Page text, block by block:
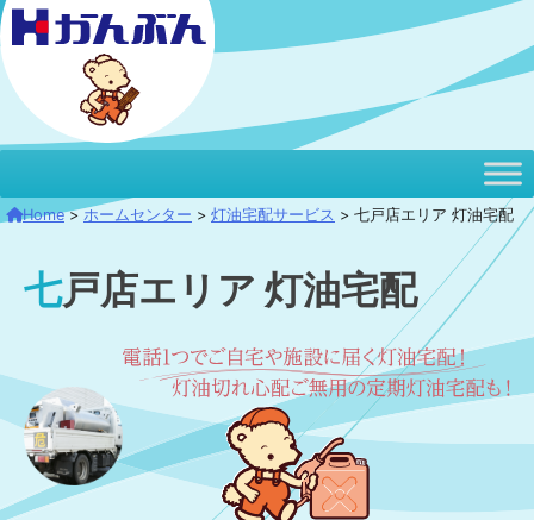
本
文
へ
移
Home>ホームセンター > 灯油宅配サービス > 七戸店エリア 灯油宅配
七戸店エリア 灯油宅配